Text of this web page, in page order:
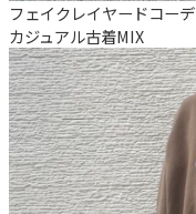
フェイクレイヤードコーデ
カジュアル古着MIX